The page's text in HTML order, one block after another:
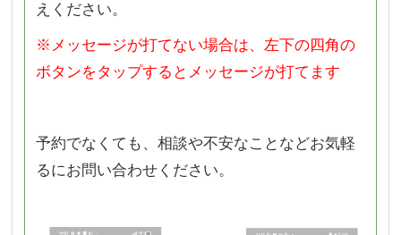
えください。
※メッセージが打てない場合は、左下の四角の
ボタンをタップするとメッセージが打てます
予約でなくても、相談や不安なことなどお気軽
るにお問い合わせください。